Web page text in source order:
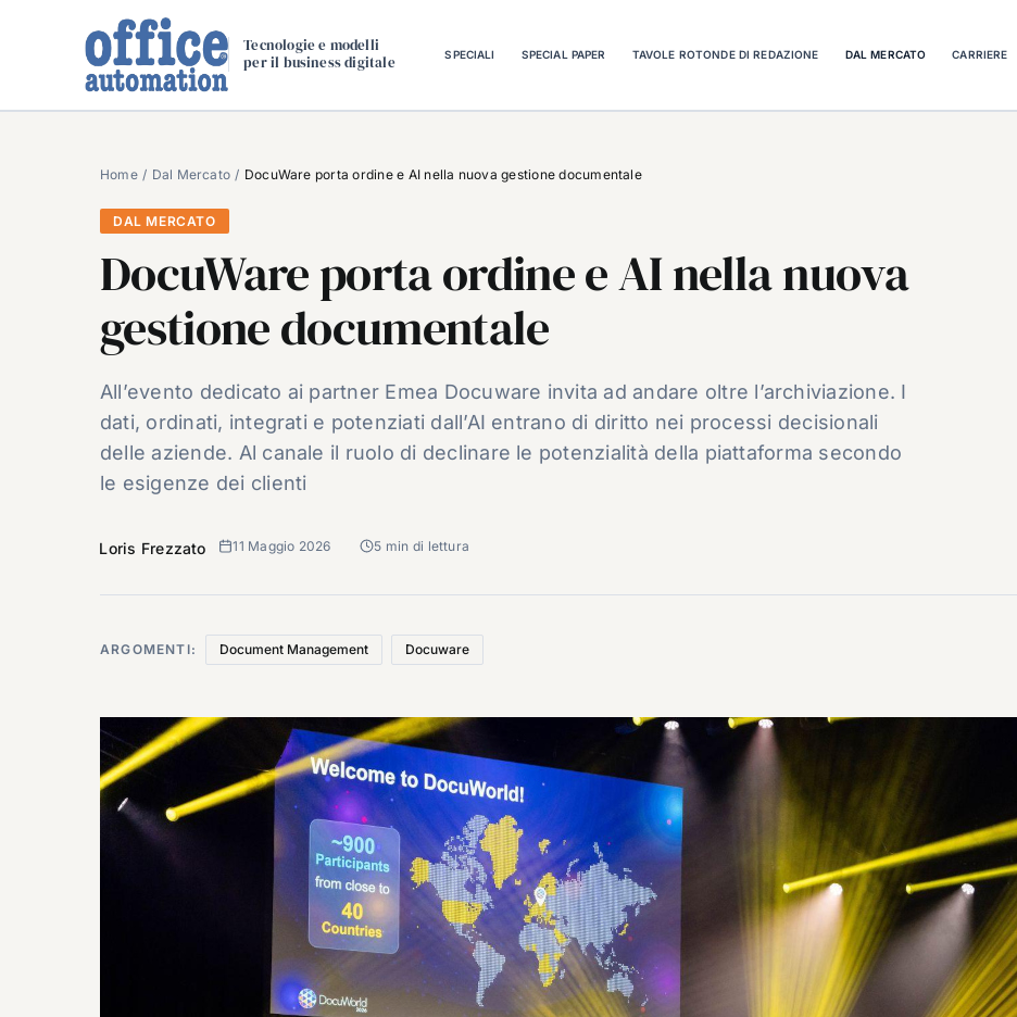
Tecnologie e modelli
per il business digitale
SPECIALI SPECIAL PAPER TAVOLE ROTONDE DI REDAZIONE DAL MERCATO CARRIERE
Home Dal Mercato DocuWare porta ordine e AI nella nuova gestione documentale
DAL MERCATO
DocuWare porta ordine e AI nella nuova
gestione documentale
All’evento dedicato ai partner Emea Docuware invita ad andare oltre l’archiviazione. I
dati, ordinati, integrati e potenziati dall’AI entrano di diritto nei processi decisionali
delle aziende. Al canale il ruolo di declinare le potenzialità della piattaforma secondo
le esigenze dei clienti
Loris Frezzato 11 Maggio 2026 5 min di lettura
ARGOMENTI: Document Management Docuware